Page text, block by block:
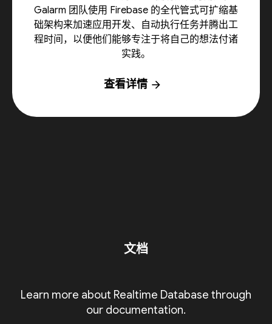
Galarm 团队使用 Firebase 的全代管式可扩缩基
础架构来加速应用开发、自动执行任务并腾出工
程时间，以便他们能够专注于将自己的想法付诸
实践。
查看详情 arrow_forward
文档
Learn more about Realtime Database through
our documentation.